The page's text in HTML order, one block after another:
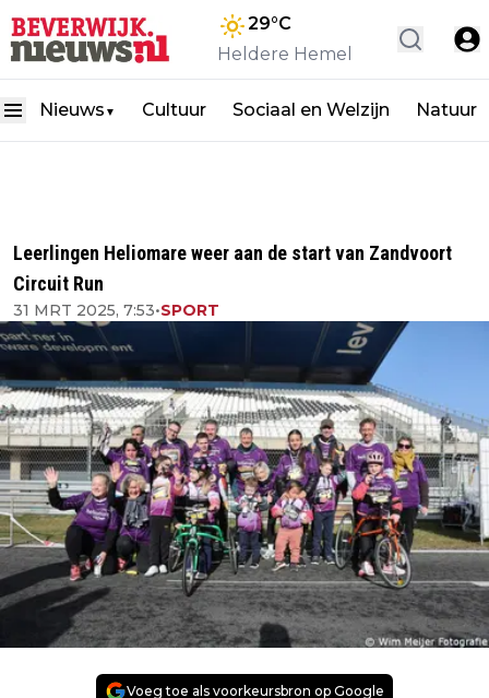
29°C
Heldere Hemel
Nieuws ▼ Cultuur Sociaal en Welzijn Natuur
Leerlingen Heliomare weer aan de start van Zandvoort
Circuit Run
31 MRT 2025, 7:53•SPORT
Voeg toe als voorkeursbron op Google